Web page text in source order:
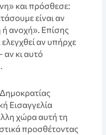
και πρόσθεσε:
είναι αν
ή ανοχή». Επίσης
αν υπήρχε
κι αυτό
Εισαγγελία
χώρα αυτή τη
προσθέτοντας